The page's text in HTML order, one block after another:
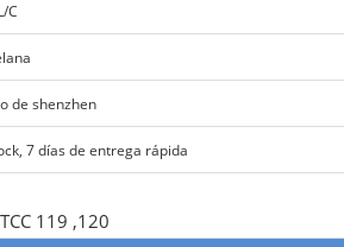
C
de shenzhen
7 días de entrega rápida
119 ,120